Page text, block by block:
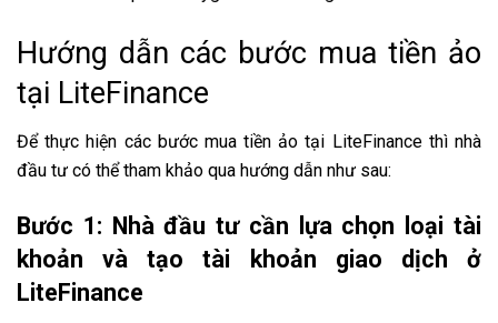
Hướng dẫn các bước mua tiền ảo
tại LiteFinance
Để thực hiện các bước mua tiền ảo tại LiteFinance thì nhà
đầu tư có thể tham khảo qua hướng dẫn như sau:
Bước 1: Nhà đầu tư cần lựa chọn loại tài
khoản và tạo tài khoản giao dịch ở
LiteFinance